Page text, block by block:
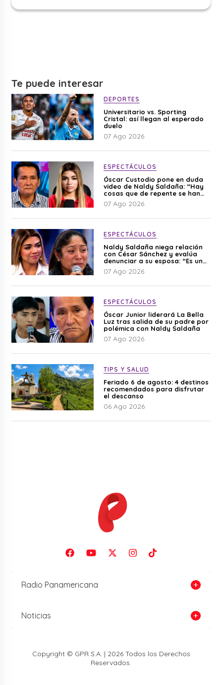
Te puede interesar
DEPORTES
Universitario vs. Sporting
Cristal: así llegan al esperado
duelo
07 Ago 2026
ESPECTÁCULOS
Óscar Custodio pone en duda
video de Naldy Saldaña: “Hay
cosas que de repente se han
editado”
07 Ago 2026
ESPECTÁCULOS
Naldy Saldaña niega relación
con César Sánchez y evalúa
denunciar a su esposa: “Es una
difamación”
07 Ago 2026
ESPECTÁCULOS
Óscar Junior liderará La Bella
Luz tras salida de su padre por
polémica con Naldy Saldaña
07 Ago 2026
TIPS Y SALUD
Feriado 6 de agosto: 4 destinos
recomendados para disfrutar
el descanso
06 Ago 2026
Radio Panamericana
Noticias
Copyright © GPR S.A. | 2026 Todos los Derechos
Reservados.